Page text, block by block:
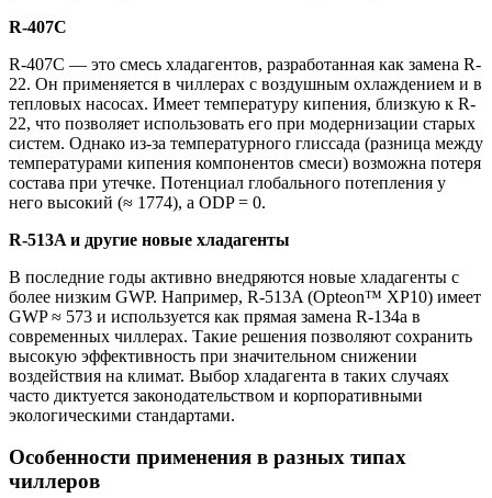
R-407C
R-407C — это смесь хладагентов, разработанная как замена R-
22. Он применяется в чиллерах с воздушным охлаждением и в
тепловых насосах. Имеет температуру кипения, близкую к R-
22, что позволяет использовать его при модернизации старых
систем. Однако из-за температурного глиссада (разница между
температурами кипения компонентов смеси) возможна потеря
состава при утечке. Потенциал глобального потепления у
него высокий (≈ 1774), а ODP = 0.
R-513A и другие новые хладагенты
В последние годы активно внедряются новые хладагенты с
более низким GWP. Например, R-513A (Opteon™ XP10) имеет
GWP ≈ 573 и используется как прямая замена R-134a в
современных чиллерах. Такие решения позволяют сохранить
высокую эффективность при значительном снижении
воздействия на климат. Выбор хладагента в таких случаях
часто диктуется законодательством и корпоративными
экологическими стандартами.
Особенности применения в разных типах
чиллеров